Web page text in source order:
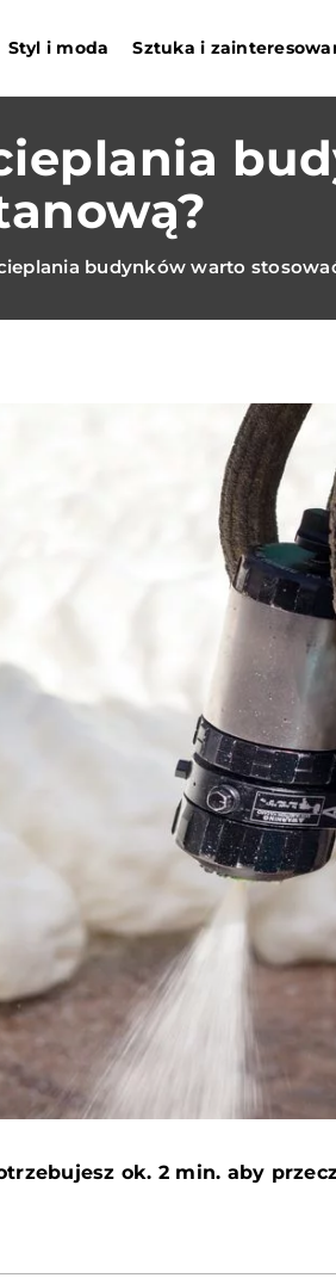
Styl i moda Sztuka i
budynków warto
ok. 2 min. aby